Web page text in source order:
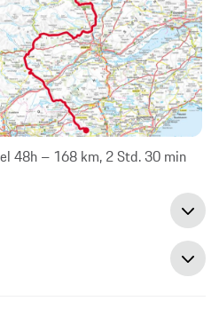
48h – 168 km, 2 Std. 30 min